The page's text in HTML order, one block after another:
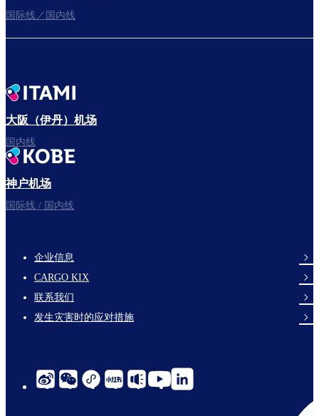
出发啦！
国际线／国内线
大阪（伊丹）机场
国内线
神户机场
国际线 / 国内线
footer-
links-
en-
企业信息
CARGO KIX
联系我们
发生灾害时的应对措施
social-